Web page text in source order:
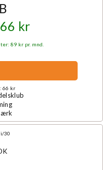
kr
89 kr pr. mnd.
66 kr
30